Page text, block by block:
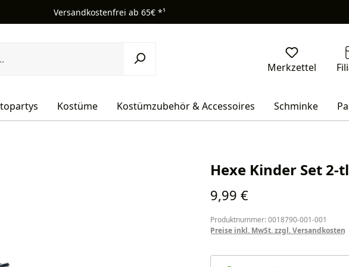
Versandkostenfrei ab 65€ *¹
Kostüme Kostümzubehör & Accessoires Schminke
Hexe Kinder Set 2-
Regulärer Preis:
9,99 €
Produktnummer: 0018790-001-001
Preise inkl. MwSt. zzgl. Versandkosten